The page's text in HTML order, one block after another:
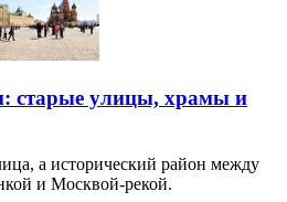
старые улицы, храмы и
а исторический район между
и Москвой-рекой.